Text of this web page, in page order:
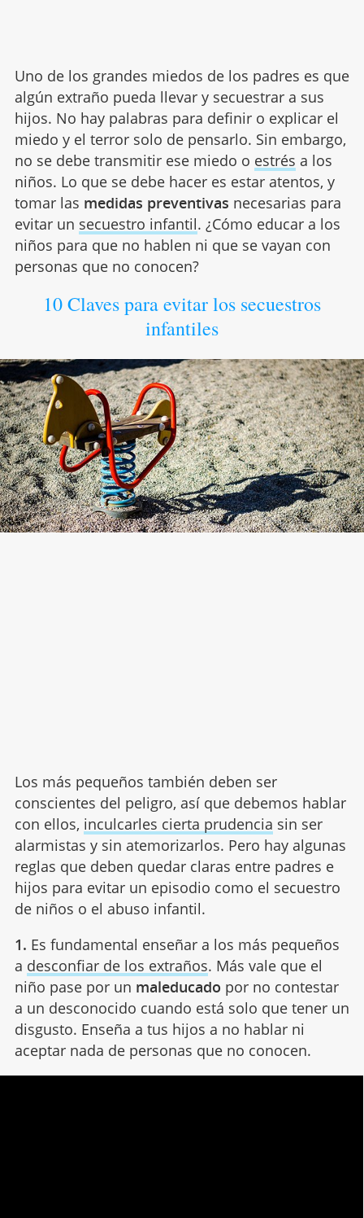
Uno de los grandes miedos de los padres es que
algún extraño pueda llevar y secuestrar a sus
hijos. No hay palabras para definir o explicar el
miedo y el terror solo de pensarlo. Sin embargo,
no se debe transmitir ese miedo o estrés a los
niños. Lo que se debe hacer es estar atentos, y
tomar las medidas preventivas necesarias para
evitar un secuestro infantil. ¿Cómo educar a los
niños para que no hablen ni que se vayan con
personas que no conocen?
10 Claves para evitar los secuestros
infantiles
Los más pequeños también deben ser
conscientes del peligro, así que debemos hablar
con ellos, inculcarles cierta prudencia sin ser
alarmistas y sin atemorizarlos. Pero hay algunas
reglas que deben quedar claras entre padres e
hijos para evitar un episodio como el secuestro
de niños o el abuso infantil.
1. Es fundamental enseñar a los más pequeños
a desconfiar de los extraños. Más vale que el
niño pase por un maleducado por no contestar
a un desconocido cuando está solo que tener un
disgusto. Enseña a tus hijos a no hablar ni
aceptar nada de personas que no conocen.